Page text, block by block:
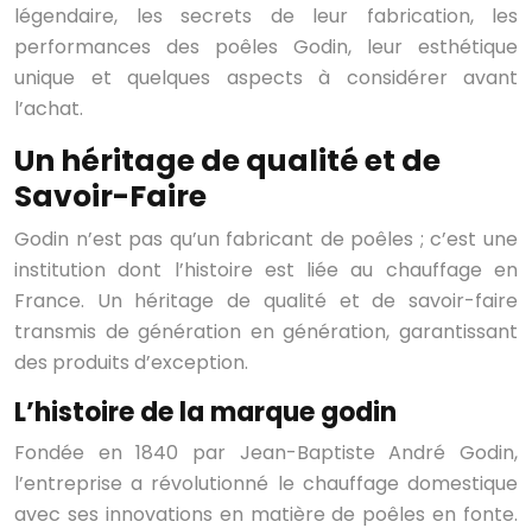
légendaire, les secrets de leur fabrication, les
performances des poêles Godin, leur esthétique
unique et quelques aspects à considérer avant
l’achat.
Un héritage de qualité et de
Savoir-Faire
Godin n’est pas qu’un fabricant de poêles ; c’est une
institution dont l’histoire est liée au chauffage en
France. Un héritage de qualité et de savoir-faire
transmis de génération en génération, garantissant
des produits d’exception.
L’histoire de la marque godin
Fondée en 1840 par Jean-Baptiste André Godin,
l’entreprise a révolutionné le chauffage domestique
avec ses innovations en matière de poêles en fonte.